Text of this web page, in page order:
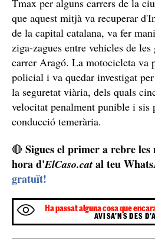
Tmax per alguns carrers de la
que aquest mitjà va recuperar
de la capital catalana, va fer
ziga-zagues entre vehicles de
carrer Aragó. La motocicleta va
policial i va quedar investigat per
la seguretat viària, dels quals
velocitat penalment punible i sis
conducció temerària.
🔴 Sigues el primer a rebre
hora d'ElCaso.cat al teu
gratuït!
Ha passat alguna cosa que
AVISA'NS DES